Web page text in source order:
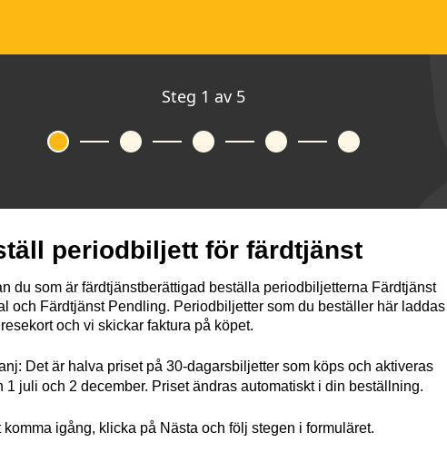
Steg 1 av 5
periodbiljett för färdtjänst
du som är färdtjänstberättigad beställa periodbiljetterna Färdtjänst
och Färdtjänst Pendling. Periodbiljetter som du beställer här laddas
och vi skickar faktura på köpet.
Det är halva priset på 30-dagarsbiljetter som köps och aktiveras
1 juli och 2 december. Priset ändras automatiskt i din beställning.
komma igång, klicka på Nästa och följ stegen i formuläret.